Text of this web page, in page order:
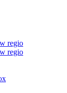
regio
regio